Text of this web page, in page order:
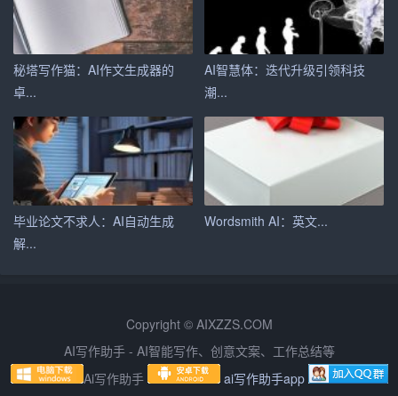
言，参与社会实践，培养个人兴趣。我相信，通过这样的
活动，我能够充分利用这个假期，让自己得到全面的提升
和发展。我期待着这个充满挑战和机遇的寒假，我相信它
将是我成长道路上的一个重要里程碑。
秘塔写作猫：AI作文生成器的
卓...
AI智慧体：迭代升级引领科技
潮...
毕业论文不求人：AI自动生成
解...
Wordsmith AI：英文...
Copyright © AIXZZS.COM
AI写作助手 - AI智能写作、创意文案、工作总结等
Ai写作助手
ai写作助手app